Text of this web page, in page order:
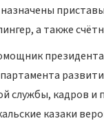
а также
службы, кадров
казаки